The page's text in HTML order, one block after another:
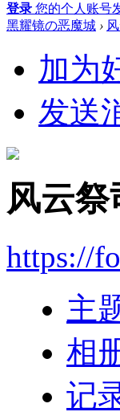
登录 您的个人账号
黑耀镜の恶魔城 ›
加为
发送
风云祭
https://
主
相
记